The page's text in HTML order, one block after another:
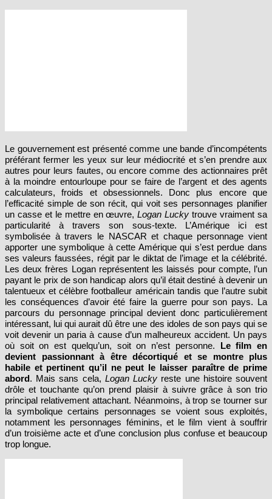
autres pour leurs fautes, ou encore comme des actionnaires prêt
à la moindre entourloupe pour se faire de l’argent et des agents
calculateurs, froids et obsessionnels. Donc plus encore que
l’efficacité simple de son récit, qui voit ses personnages planifier
un casse et le mettre en œuvre,Logan Lucky
trouve vraiment sa
particularité à travers son sous-texte. L’Amérique ici est
symbolisée à travers le NASCAR et chaque personnage vient
apporter une symbolique à cette Amérique qui s’est perdue dans
ses valeurs faussées, régit par le diktat de l’image et la célébrité.
Les deux frères Logan représentent les laissés pour compte, l’un
payant le prix de son handicap alors qu’il était destiné à devenir un
talentueux et célèbre footballeur américain tandis que l’autre subit
les conséquences d’avoir été faire la guerre pour son pays. La
parcours du personnage principal devient donc particulièrement
intéressant, lui qui aurait dû être une des idoles de son pays qui se
voit devenir un paria à cause d’un malheureux accident. Un pays
où soit on est quelqu’un, soit on n’est personne. Le film en
devient passionnant à être décortiqué et se montre plus
habile et pertinent qu’il ne peut le laisser paraître de prime
abord. Mais sans cela,Logan Luckyreste une histoire souvent
drôle et touchante qu’on prend plaisir à suivre grâce à son trio
principal relativement attachant. Néanmoins, à trop se tourner sur
la symbolique certains personnages se voient sous exploités,
notamment les personnages féminins, et le film vient à souffrir
d’un troisième acte et d’une conclusion plus confuse et beaucoup
trop longue.